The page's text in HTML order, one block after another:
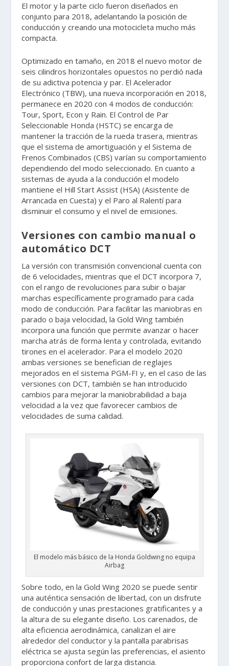
El motor y la parte ciclo fueron diseñados en
conjunto para 2018, adelantando la posición de
conducción y creando una motocicleta mucho más
compacta.
Optimizado en tamaño, en 2018 el nuevo motor de
seis cilindros horizontales opuestos no perdió nada
de su adictiva potencia y par. El Acelerador
Electrónico (TBW), una nueva incorporación en 2018,
permanece en 2020 con 4 modos de conducción:
Tour, Sport, Econ y Rain. El Control de Par
Seleccionable Honda (HSTC) se encarga de
mantener la tracción de la rueda trasera, mientras
que el sistema de amortiguación y el Sistema de
Frenos Combinados (CBS) varían su comportamiento
dependiendo del modo seleccionado. En cuanto a
sistemas de ayuda a la conducción el modelo
mantiene el Hill Start Assist (HSA) (Asistente de
Arrancada en Cuesta) y el Paro al Ralentí para
disminuir el consumo y el nivel de emisiones.
Versiones con cambio manual o
automático DCT
La versión con transmisión convencional cuenta con
de 6 velocidades, mientras que el DCT incorpora 7,
con el rango de revoluciones para subir o bajar
marchas específicamente programado para cada
modo de conducción. Para facilitar las maniobras en
parado o baja velocidad, la Gold Wing también
incorpora una función que permite avanzar o hacer
marcha atrás de forma lenta y controlada, evitando
tirones en el acelerador. Para el modelo 2020
ambas versiones se benefician de reglajes
mejorados en el sistema PGM-FI y, en el caso de las
versiones con DCT, también se han introducido
cambios para mejorar la maniobrabilidad a baja
velocidad a la vez que favorecer cambios de
velocidades de suma calidad.
El modelo más básico de la Honda Goldwing no equipa
Airbag
Sobre todo, en la Gold Wing 2020 se puede sentir
una auténtica sensación de libertad, con un disfrute
de conducción y unas prestaciones gratificantes y a
la altura de su elegante diseño. Los carenados, de
alta eficiencia aerodinámica, canalizan el aire
alrededor del conductor y la pantalla parabrisas
eléctrica se ajusta según las preferencias, el asiento
proporciona confort de larga distancia.